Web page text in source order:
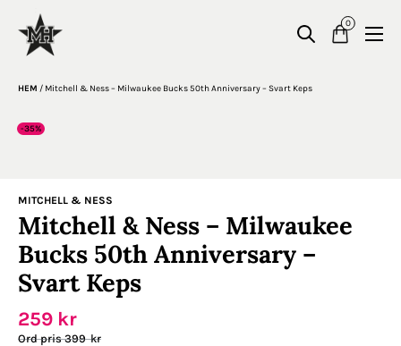
0
HEM / Mitchell & Ness – Milwaukee Bucks 50th Anniversary – Svart Keps
-35%
MITCHELL & NESS
Mitchell & Ness – Milwaukee
Bucks 50th Anniversary –
Svart Keps
399 kr
259 kr